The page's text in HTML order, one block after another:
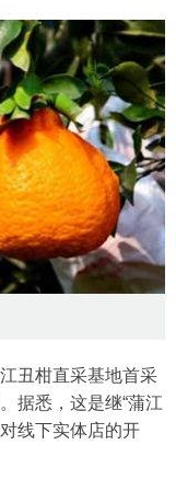
丑柑直采基地首采
据悉，这是继“蒲江
线下实体店的开